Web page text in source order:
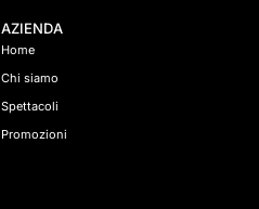
AZIENDA
Home
Chi siamo
Spettacoli
Promozioni